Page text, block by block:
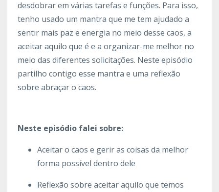
desdobrar em várias tarefas e funções. Para isso,
tenho usado um mantra que me tem ajudado a
sentir mais paz e energia no meio desse caos, a
aceitar aquilo que é e a organizar-me melhor no
meio das diferentes solicitações. Neste episódio
partilho contigo esse mantra e uma reflexão
sobre abraçar o caos.
Neste episódio falei sobre:
Aceitar o caos e gerir as coisas da melhor
forma possível dentro dele
Reflexão sobre aceitar aquilo que temos